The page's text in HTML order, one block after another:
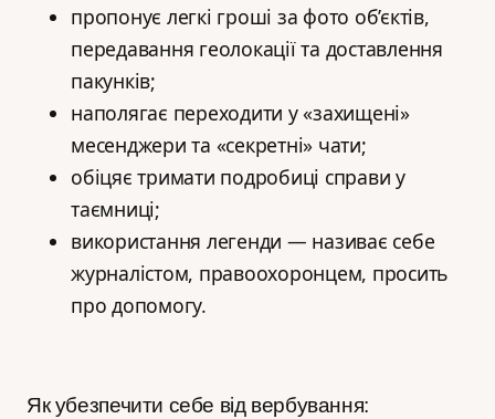
пропонує легкі гроші за фото об’єктів,
передавання геолокації та доставлення
пакунків;
наполягає переходити у «захищені»
месенджери та «секретні» чати;
обіцяє тримати подробиці справи у
таємниці;
використання легенди — називає себе
журналістом, правоохоронцем, просить
про допомогу.
Як убезпечити себе від вербування: